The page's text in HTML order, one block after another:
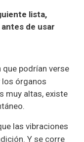
lista,
de usar
podrían verse
los órganos
muy altas, existe
las vibraciones
Y se corre